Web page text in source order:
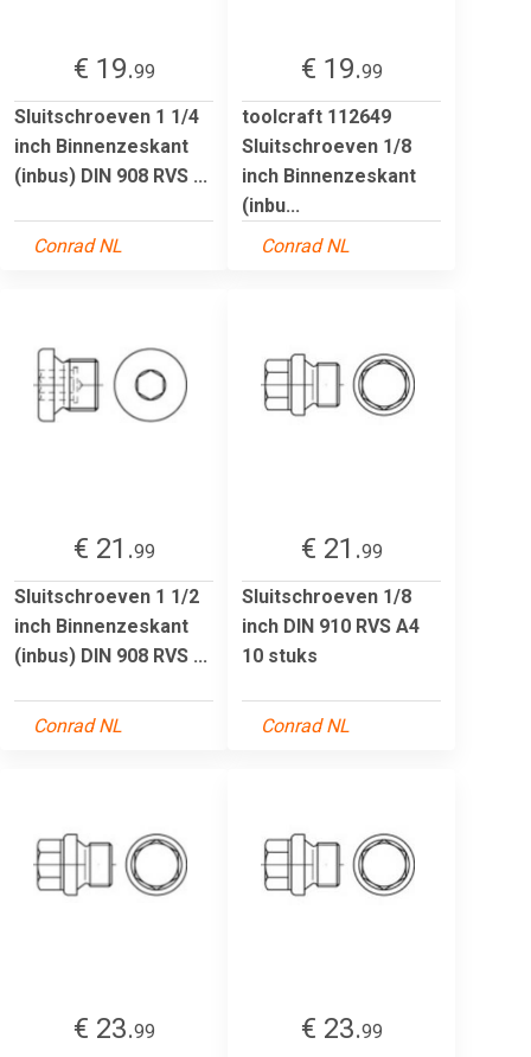
€ 19.99
Sluitschroeven 1 1/4
inch Binnenzeskant
(inbus) DIN 908 RVS ...
Conrad NL
€ 19.99
toolcraft 112649
Sluitschroeven 1/8
inch Binnenzeskant
(inbu...
Conrad NL
€ 21.99
Sluitschroeven 1 1/2
inch Binnenzeskant
(inbus) DIN 908 RVS ...
Conrad NL
€ 21.99
Sluitschroeven 1/8
inch DIN 910 RVS A4
10 stuks
Conrad NL
€ 23.99
€ 23.99